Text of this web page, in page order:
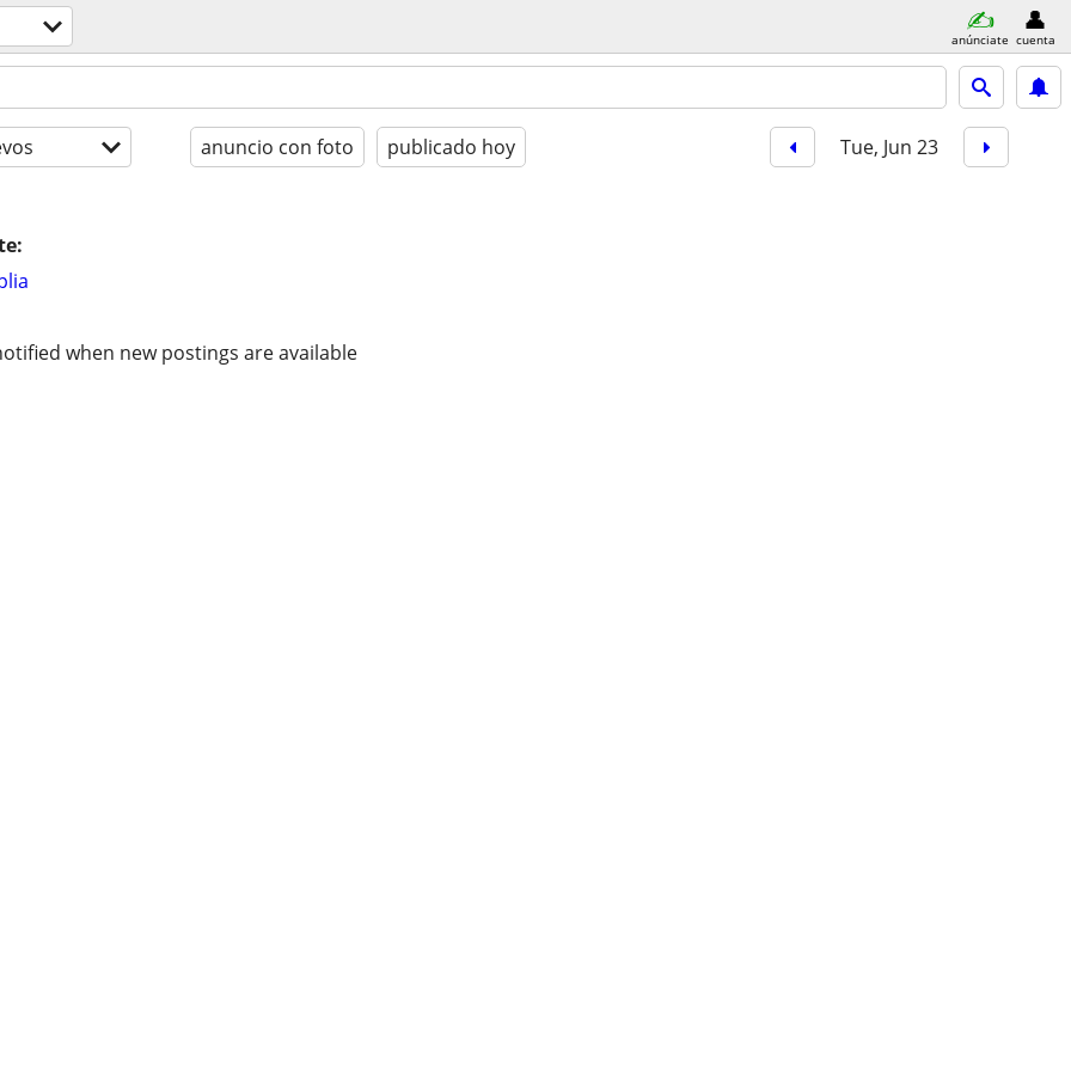
anúnciate cuenta
anuncio con foto publicado hoy Tue, Jun 23
when new postings are available